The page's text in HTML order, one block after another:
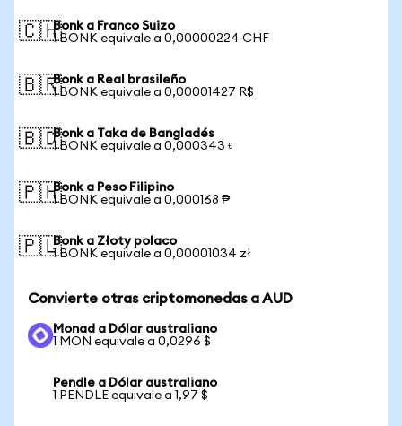
🇨🇭Bonk a Franco Suizo
1 BONK equivale a 0,00000224 CHF
🇧🇷Bonk a Real brasileño
1 BONK equivale a 0,00001427 R$
🇧🇩Bonk a Taka de Bangladés
1 BONK equivale a 0,000343 ৳
🇵🇭Bonk a Peso Filipino
1 BONK equivale a 0,000168 ₱
🇵🇱Bonk a Złoty polaco
1 BONK equivale a 0,00001034 zł
Convierte otras criptomonedas a AUD
Monad a Dólar australiano
1 MON equivale a 0,0296 $
Pendle a Dólar australiano
1 PENDLE equivale a 1,97 $